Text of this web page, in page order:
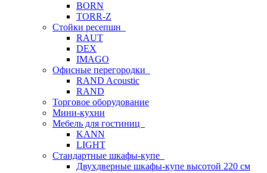
BORN
TORR-Z
Стойки ресепшн
RAUT
DEX
IMAGO
Офисные перегородки
RAND Acoustic
RAND
Торговое оборудование
Мини-кухни
Мебель для гостиниц
KANN
LIGHT
Стандартные шкафы-купе
Двухдверные шкафы-купе высотой 220 см